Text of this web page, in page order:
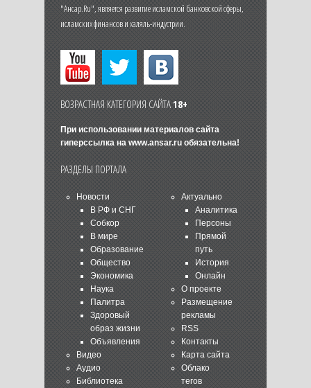
"Ансар.Ru", является развитие исламской банковской сферы,
исламских финансов и халяль-индустрии.
ВОЗРАСТНАЯ КАТЕГОРИЯ САЙТА18+
При использовании материалов сайта
гиперссылка на www.ansar.ruобязательна!
РАЗДЕЛЫ ПОРТАЛА
Новости
В РФ и СНГ
Собкор
В мире
Образование
Общество
Экономика
Наука
Палитра
Здоровый
образ жизни
Объявления
Видео
Аудио
Библиотека
Актуально
Аналитика
Персоны
Прямой
путь
История
Онлайн
О проекте
Размещение
рекламы
RSS
Контакты
Карта сайта
Облако
тегов